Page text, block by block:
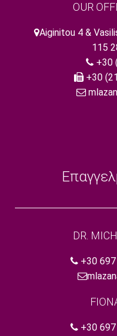
OUR
Aiginitou 4 &
115
+30
+30
DR.
+30
+30